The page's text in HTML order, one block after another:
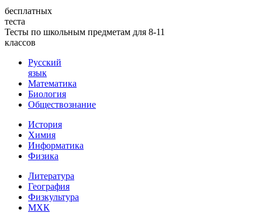
бесплатных
теста
Тесты по школьным предметам для 8-11
классов
Русский
язык
Математика
Биология
Обществознание
История
Химия
Информатика
Физика
Литература
География
Физкультура
МХК